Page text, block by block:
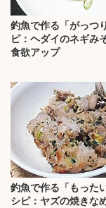
釣魚で作る「がっつ
ピ：ヘダイのネギ
食欲アップ
釣魚で作る「もった
シピ：ヤズの焼き